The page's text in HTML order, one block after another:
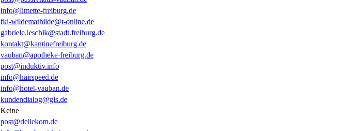
info@limette-freiburg.de
fki-wildemathilde@t-online.de
gabriele.leschik@stadt.freiburg.de
kontakt@kantinefreiburg.de
vauban@apotheke-freiburg.de
post@induktiv.info
info@hairspeed.de
info@hotel-vauban.de
kundendialog@gls.de
Keine
post@dellekom.de